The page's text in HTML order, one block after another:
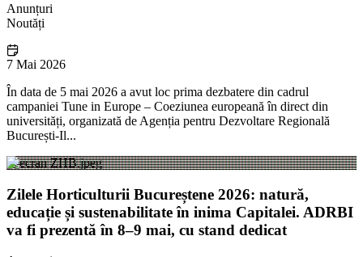
Anunțuri
Noutăți
7 Mai 2026
În data de 5 mai 2026 a avut loc prima dezbatere din cadrul
campaniei Tune in Europe – Coeziunea europeană în direct din
universități, organizată de Agenția pentru Dezvoltare Regională
București-Il...
Zilele Horticulturii Bucureștene 2026: natură,
educație și sustenabilitate în inima Capitalei. ADRBI
va fi prezentă în 8–9 mai, cu stand dedicat